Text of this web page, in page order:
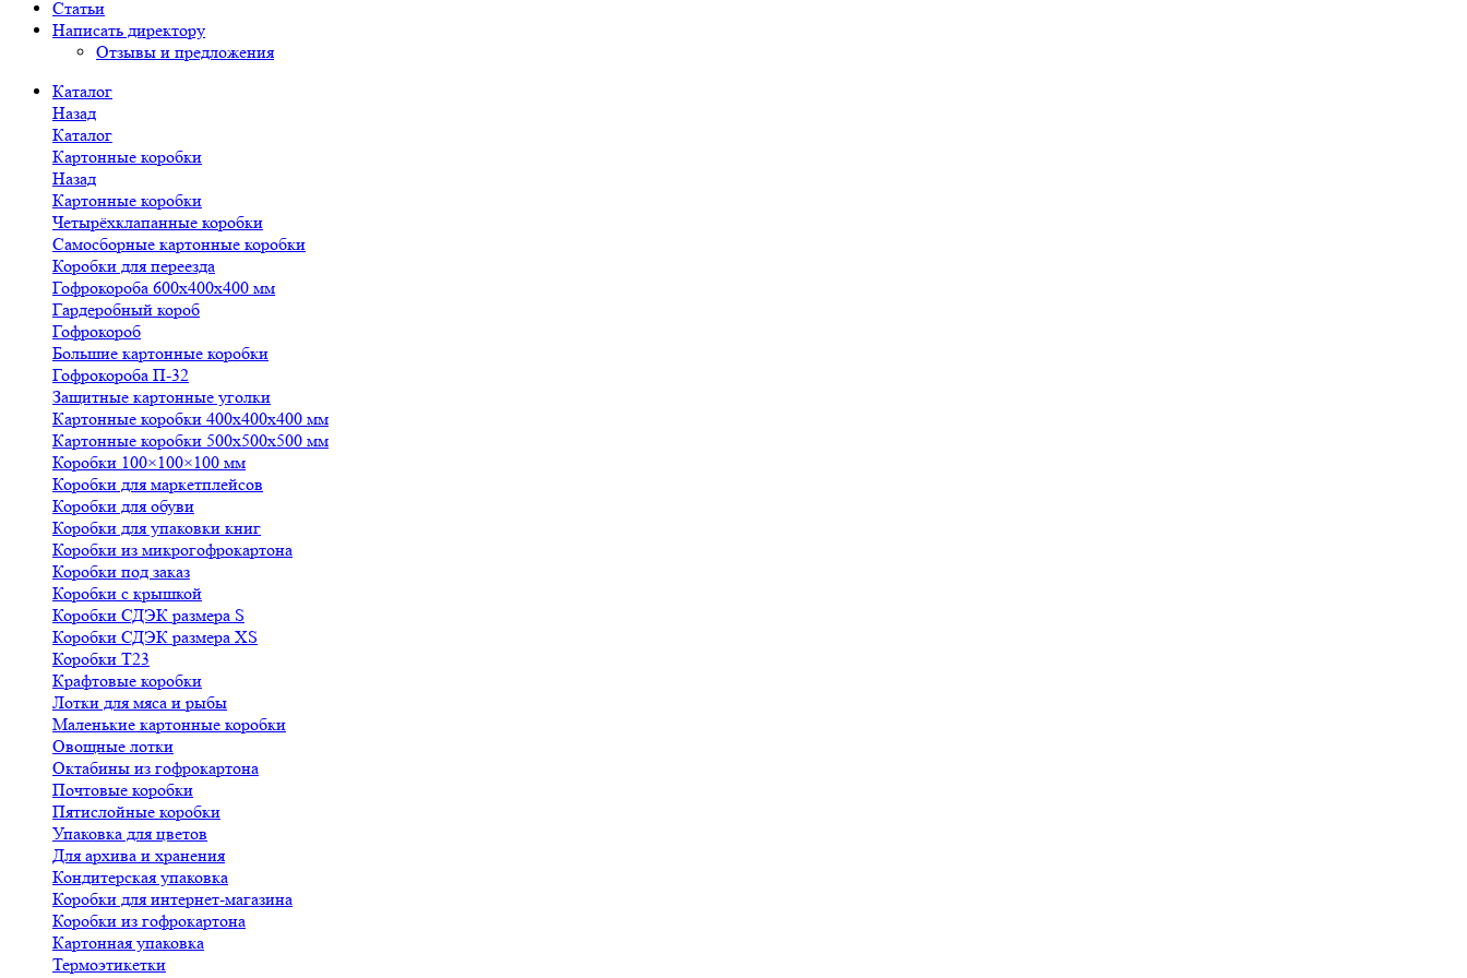
Статьи
Написать директору
Отзывы и предложения
Каталог
Назад
Каталог
Картонные коробки
Назад
Картонные коробки
Четырёхклапанные коробки
Самосборные картонные коробки
Коробки для переезда
Гофрокороба 600х400х400 мм
Гардеробный короб
Гофрокороб
Большие картонные коробки
Гофрокороба П-32
Защитные картонные уголки
Картонные коробки 400х400х400 мм
Картонные коробки 500х500х500 мм
Коробки 100×100×100 мм
Коробки для маркетплейсов
Коробки для обуви
Коробки для упаковки книг
Коробки из микрогофрокартона
Коробки под заказ
Коробки с крышкой
Коробки СДЭК размера S
Коробки СДЭК размера XS
Коробки Т23
Крафтовые коробки
Лотки для мяса и рыбы
Маленькие картонные коробки
Овощные лотки
Октабины из гофрокартона
Почтовые коробки
Пятислойные коробки
Упаковка для цветов
Для архива и хранения
Кондитерская упаковка
Коробки для интернет-магазина
Коробки из гофрокартона
Картонная упаковка
Термоэтикетки